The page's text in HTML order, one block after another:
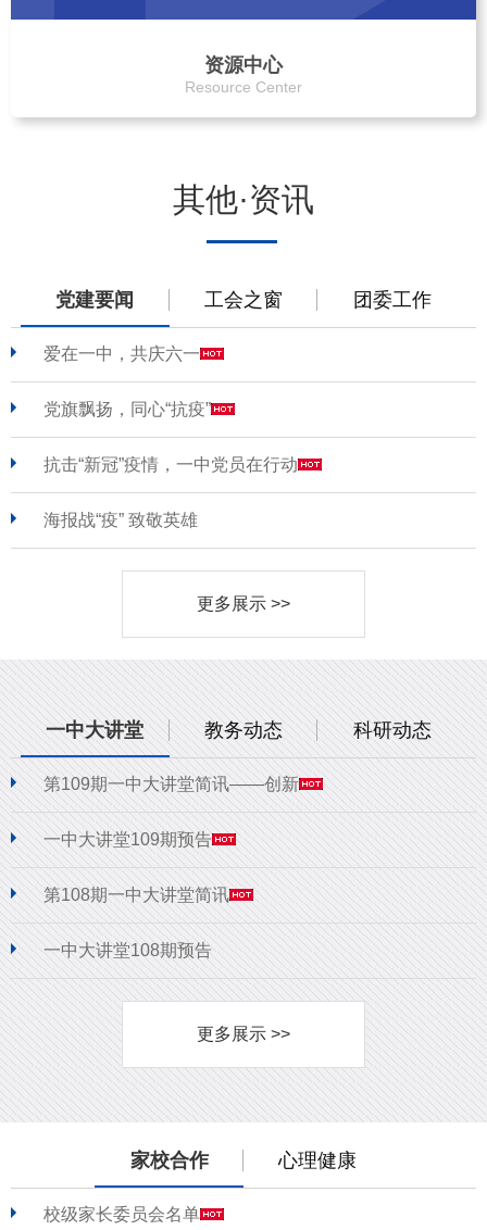
资源中心
Resource Center
其他·资讯
党建要闻 工会之窗 团委工作
爱在一中，共庆六一
党旗飘扬，同心“抗疫”
抗击“新冠”疫情，一中党员在行动
海报战“疫” 致敬英雄
更多展示 >>
一中大讲堂 教务动态 科研动态
第109期一中大讲堂简讯——创新
一中大讲堂109期预告
第108期一中大讲堂简讯
一中大讲堂108期预告
更多展示 >>
家校合作 心理健康
校级家长委员会名单